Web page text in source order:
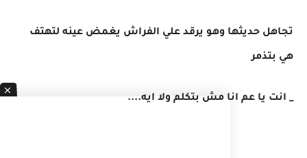
تجاهل حديثها وهو يرقد علي الفراش يغمض عينه لتهتف
هي بتذمر
_ انت يا عم انا مش بتكلم ولا ايه....